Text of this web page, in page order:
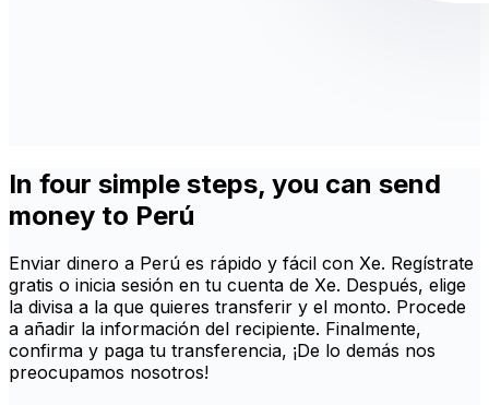
In four simple steps, you can send
money to Perú
Enviar dinero a Perú es rápido y fácil con Xe. Regístrate
gratis o inicia sesión en tu cuenta de Xe. Después, elige
la divisa a la que quieres transferir y el monto. Procede
a añadir la información del recipiente. Finalmente,
confirma y paga tu transferencia, ¡De lo demás nos
preocupamos nosotros!